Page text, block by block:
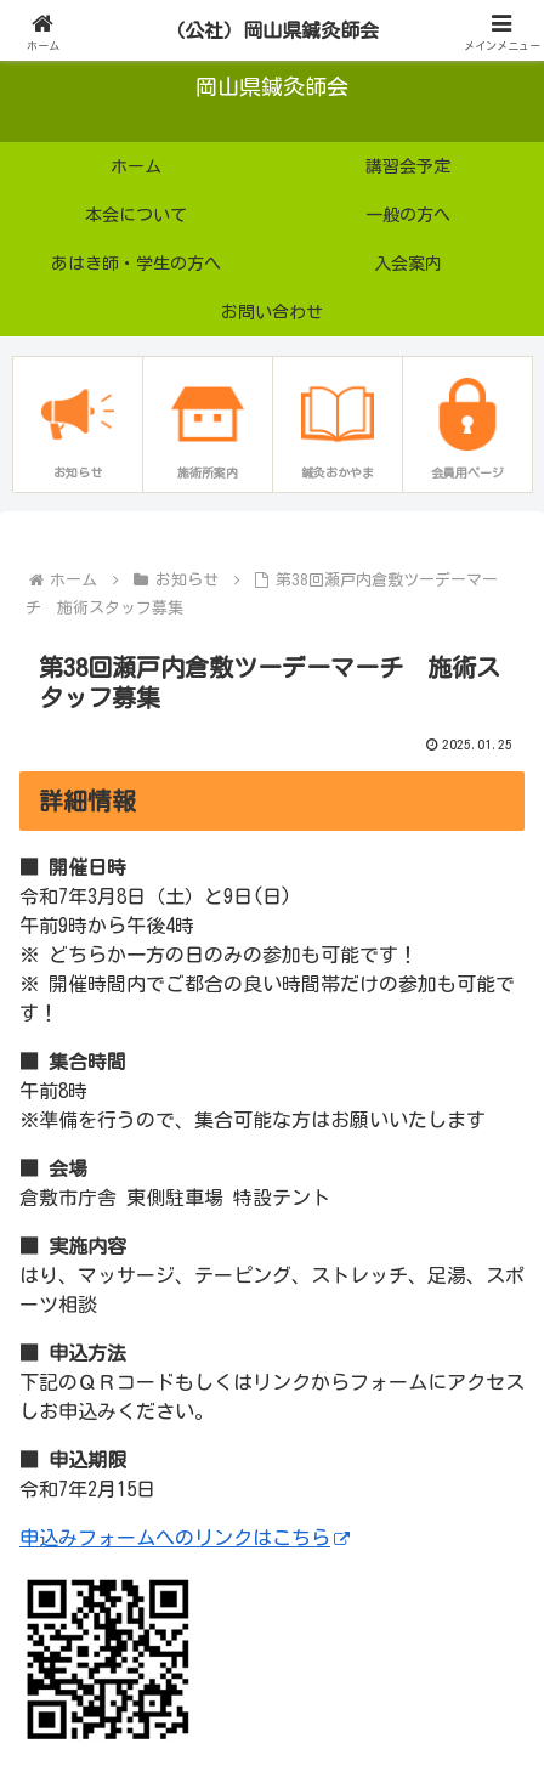
公益社団法人
岡山県鍼灸師会
ホーム 講習会予定
本会について 一般の方へ
あはき師・学生の方へ 入会案内
お問い合わせ
お知らせ 施術所案内 鍼灸おかやま 会員用ページ
ホーム お知らせ
第38回瀬戸内倉敷ツーデーマー
チ 施術スタッフ募集
第38回瀬戸内倉敷ツーデーマーチ 施術ス
タッフ募集
2025.01.25
詳細情報
■ 開催日時
令和7年3月8日（土）と9日(日)
午前9時から午後4時
※ どちらか一方の日のみの参加も可能です！
※ 開催時間内でご都合の良い時間帯だけの参加も可能で
す！
■ 集合時間
午前8時
※準備を行うので、集合可能な方はお願いいたします
■ 会場
倉敷市庁舎 東側駐車場 特設テント
■ 実施内容
はり、マッサージ、テーピング、ストレッチ、足湯、スポ
ーツ相談
■ 申込方法
下記のＱＲコードもしくはリンクからフォームにアクセス
しお申込みください。
■ 申込期限
令和7年2月15日
申込みフォームへのリンクはこちら
ホーム
（公社）岡山県鍼灸師会
メインメニュー